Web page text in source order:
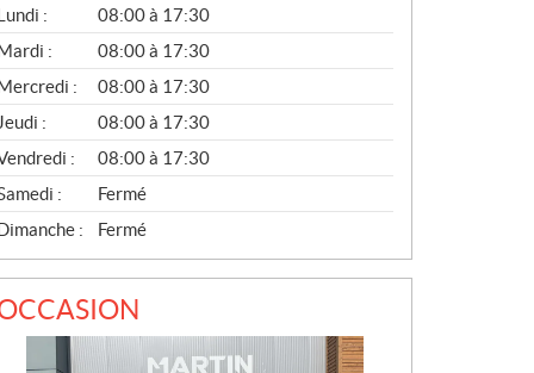
:
08:00 à 17:30
:
08:00 à 17:30
:
08:00 à 17:30
Jeudi :
08:00 à 17:30
:
08:00 à 17:30
:
Fermé
:
Fermé